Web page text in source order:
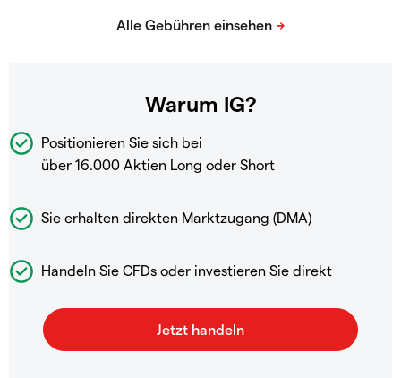
Warum IG?
Positionieren Sie sich bei
über 16.000 Aktien Long oder Short
Sie erhalten direkten Marktzugang (DMA)
Handeln Sie CFDs oder investieren Sie direkt